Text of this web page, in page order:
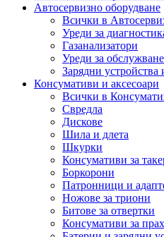
Автосервизно оборудване
Всички в
Уреди за
Газанализатори
Уреди за
Зарядни устройства
Консумативи и аксесоари
Всички в
Свредла
Дискове
Шила и длета
Шкурки
Консумативи за
Боркорони
Патронници и
Ножове за триони
Битове за отвертки
Консумативи за